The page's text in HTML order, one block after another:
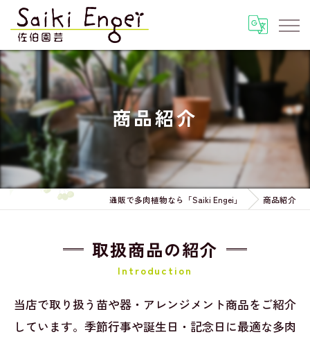
商品紹介
通販で多肉植物なら「Saiki Engei」 商品紹介
取扱商品の紹介
Introduction
当店で取り扱う苗や器・アレンジメント商品をご紹介
しています。季節行事や誕生日・記念日に最適な多肉